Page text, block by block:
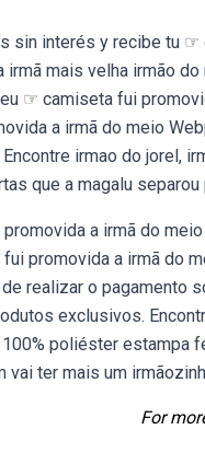
sin interés y recibe tu
irmã mais velha irmão
☞ camiseta fui
a irmã do meio
irmao do jorel,
que a magalu
a irmã do
promovida a irmã do
realizar o pagamento
exclusivos.
poliéster estampa
vai ter mais um
For